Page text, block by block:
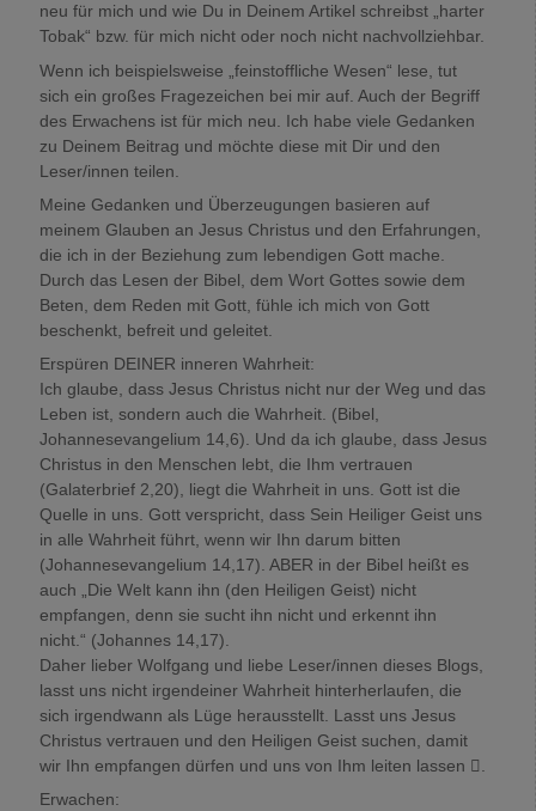
neu für mich und wie Du in Deinem Artikel schreibst „harter
Tobak“ bzw. für mich nicht oder noch nicht nachvollziehbar.
Wenn ich beispielsweise „feinstoffliche Wesen“ lese, tut
sich ein großes Fragezeichen bei mir auf. Auch der Begriff
des Erwachens ist für mich neu. Ich habe viele Gedanken
zu Deinem Beitrag und möchte diese mit Dir und den
Leser/innen teilen.
Meine Gedanken und Überzeugungen basieren auf
meinem Glauben an Jesus Christus und den Erfahrungen,
die ich in der Beziehung zum lebendigen Gott mache.
Durch das Lesen der Bibel, dem Wort Gottes sowie dem
Beten, dem Reden mit Gott, fühle ich mich von Gott
beschenkt, befreit und geleitet.
Erspüren DEINER inneren Wahrheit:
Ich glaube, dass Jesus Christus nicht nur der Weg und das
Leben ist, sondern auch die Wahrheit. (Bibel,
Johannesevangelium 14,6). Und da ich glaube, dass Jesus
Christus in den Menschen lebt, die Ihm vertrauen
(Galaterbrief 2,20), liegt die Wahrheit in uns. Gott ist die
Quelle in uns. Gott verspricht, dass Sein Heiliger Geist uns
in alle Wahrheit führt, wenn wir Ihn darum bitten
(Johannesevangelium 14,17). ABER in der Bibel heißt es
auch „Die Welt kann ihn (den Heiligen Geist) nicht
empfangen, denn sie sucht ihn nicht und erkennt ihn
nicht.“ (Johannes 14,17).
Daher lieber Wolfgang und liebe Leser/innen dieses Blogs,
lasst uns nicht irgendeiner Wahrheit hinterherlaufen, die
sich irgendwann als Lüge herausstellt. Lasst uns Jesus
Christus vertrauen und den Heiligen Geist suchen, damit
wir Ihn empfangen dürfen und uns von Ihm leiten lassen .
Erwachen: